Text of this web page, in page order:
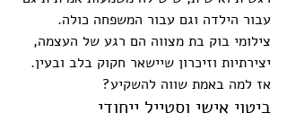
עבור הילדה וגם עבור המשפחה כולה.
צילומי בוק בת מצווה הם רגע של העצמה,
יצירתיות וזיכרון שיישאר חקוק בלב ובעין.
אז למה באמת שווה להשקיע?
ביטוי אישי וסטייל ייחודי